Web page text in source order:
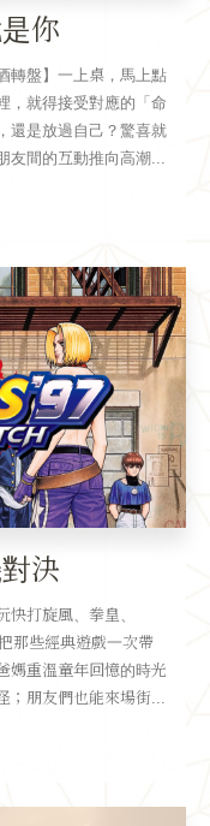
你
轉盤】一上桌，馬上點
，就得接受對應的「命
是放過自己？驚喜就
間的互動推向高潮...
決
打旋風、拳皇、
那些經典遊戲一次帶
媽重溫童年回憶的時光
朋友們也能來場街...